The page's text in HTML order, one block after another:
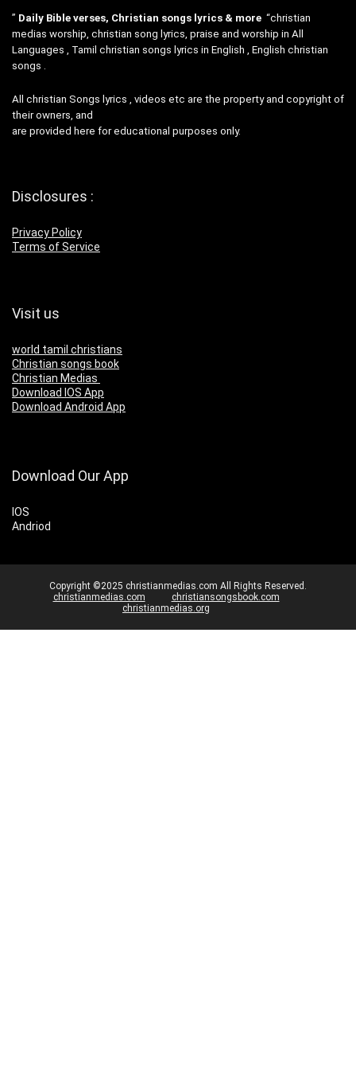
” Daily Bible verses, Christian songs lyrics & more “christian
medias worship, christian song lyrics, praise and worship in All
Languages , Tamil christian songs lyrics in English , English christian
songs .
All christian Songs lyrics , videos etc are the property and copyright of
their owners, and
are provided here for educational purposes only.
Disclosures :
Privacy Policy
Terms of Service
Visit us
world tamil christians
Christian songs book
Christian Medias
Download IOS App
Download Android App
Download Our App
IOS
Andriod
Copyright ©2025 christianmedias.com All Rights Reserved.
christianmedias.com
christiansongsbook.com
christianmedias.org